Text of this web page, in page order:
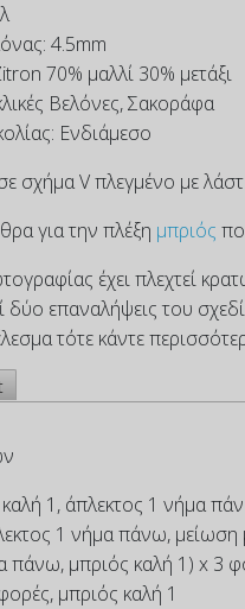
4.5mm
70% μαλλί 30% μετάξι
Βελόνες, Σακοράφα
Ενδιάμεσο
σχήμα V πλεγμένο με
για την πλέξη μπριός
έχει πλεχτεί
επαναλήψεις του
τότε κάντε
1, άπλεκτος 1 νήμα
1 νήμα πάνω, μείωση
πάνω, μπριός καλή 1) x 3
μπριός καλή 1